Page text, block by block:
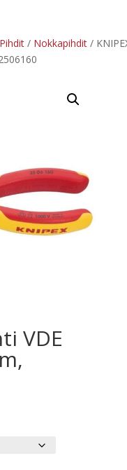
Pihdit/ Nokkapihdit/
VDE
€
€